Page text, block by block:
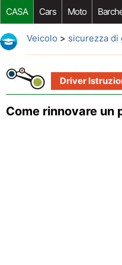
CASA Cars Moto
Riparazione Auto Acquisto
Veicolo > sicurezza di
Driver
Come rinnovare un